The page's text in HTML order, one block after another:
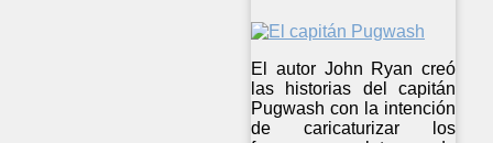
El autor John Ryan creó
las historias del capitán
Pugwash con la intención
de caricaturizar los